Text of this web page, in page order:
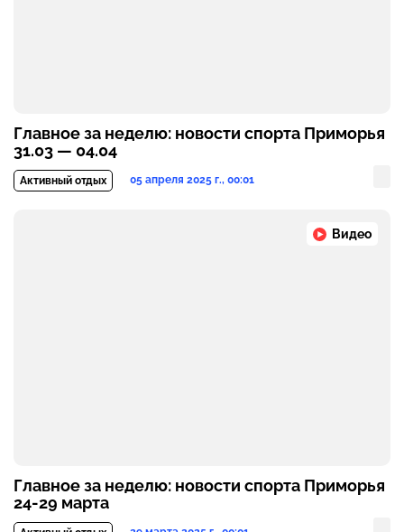
Главное за неделю: новости спорта Приморья
31.03 — 04.04
Активный отдых 05 апреля 2025 г., 00:01
Видео
Главное за неделю: новости спорта Приморья
24-29 марта